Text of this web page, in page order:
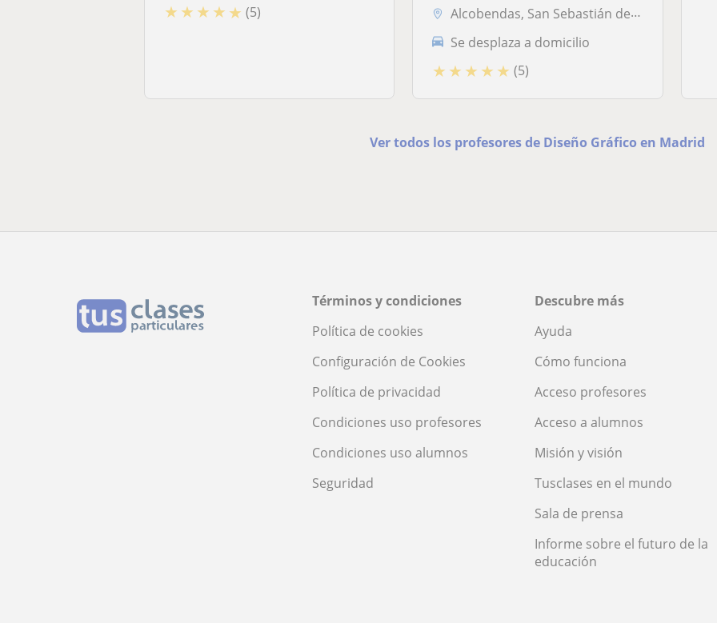
★ ★ ★ ★ ★ (5)
Alcobendas, San Sebastián de los Reyes, Tres Cantos, Madrid Capital
Se desplaza a domicilio
★ ★ ★ ★ ★ (5)
Ver todos los profesores de Diseño Gráfico en Madrid
Términos y condiciones
Política de cookies
Configuración de Cookies
Política de privacidad
Condiciones uso profesores
Condiciones uso alumnos
Seguridad
Descubre más
Ayuda
Cómo funciona
Acceso profesores
Acceso a alumnos
Misión y visión
Tusclases en el mundo
Sala de prensa
Informe sobre el futuro de la
educación